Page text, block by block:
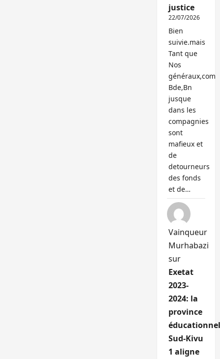
justice
22/07/2026
Bien
suivie.mais
Tant que
Nos
généraux,com
Bde,Bn
jusque
dans les
compagnies
sont
mafieux et
de
detourneurs
des fonds
et de…
Vainqueur
Murhabazi
sur
Exetat
2023-
2024: la
province
Sud-Kivu
1 aligne